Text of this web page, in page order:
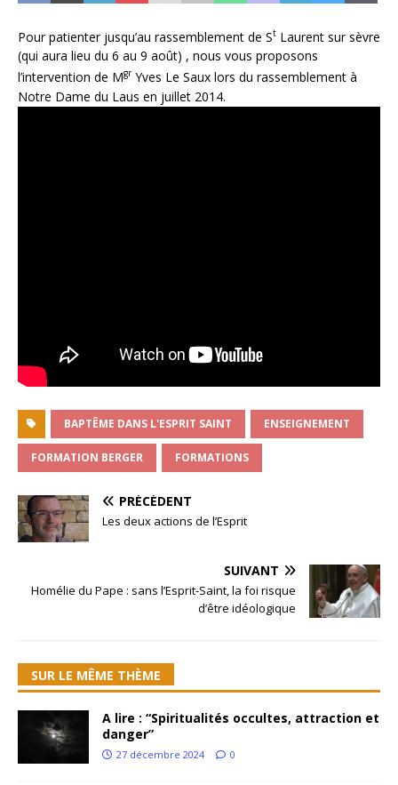
Pour patienter jusqu’au rassemblement de St Laurent sur sèvre
(qui aura lieu du 6 au 9 août) , nous vous proposons
l’intervention de MgrYves Le Saux lors du rassemblement à
Notre Dame du Laus en juillet 2014.
BAPTÊME DANS L'ESPRIT SAINT ENSEIGNEMENT
FORMATION BERGER FORMATIONS
PRÉCÉDENT
Les deux actions de l’Esprit
SUIVANT
Homélie du Pape : sans l’Esprit-Saint, la foi risque
d’être idéologique
SUR LE MÊME THÈME
A lire : “Spiritualités occultes, attraction et
danger”
27 décembre 2024 0